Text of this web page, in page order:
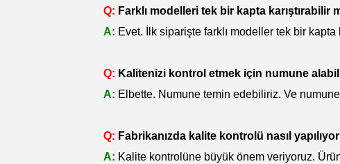
Q: Farklı modelleri tek bir kapta karıştırabilir
A: Evet. İlk siparişte farklı modeller tek bir kapta
Q: Kalitenizi kontrol etmek için numune
A: Elbette. Numune temin edebiliriz. Ve
Q: Fabrikanızda kalite kontrolü nasıl
A: Kalite kontrolüne büyük önem veriyoruz.